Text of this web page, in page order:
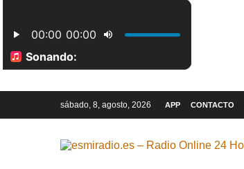
sábado, 8, agosto, 2026 APP CONTACTO